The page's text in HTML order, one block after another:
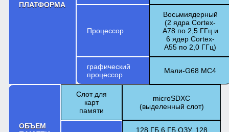
ПЛАТФОРМА
Процессор
Восьмиядерный
(2 ядра Cortex-
A78 по 2,5 ГГц и
6 ядер Cortex-
A55 по 2,0 ГГц)
графический
процессор
Мали-G68 MC4
ОБЪЕМ
Слот для
карт
памяти
microSDXC
(выделенный слот)
128 ГБ 6 ГБ ОЗУ, 128